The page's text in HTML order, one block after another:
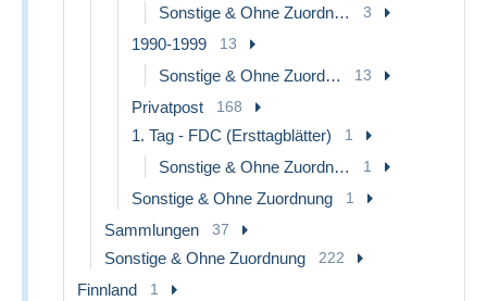
Sonstige & Ohne Zuordnung 3
1990-1999 13
Sonstige & Ohne Zuordnung 13
Privatpost 168
1. Tag - FDC (Ersttagblätter) 1
Sonstige & Ohne Zuordnung 1
Sonstige & Ohne Zuordnung 1
Sammlungen 37
Sonstige & Ohne Zuordnung 222
Finnland 1